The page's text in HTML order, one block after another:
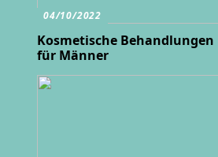
04/10/2022
Kosmetische Behandlungen
für Männer